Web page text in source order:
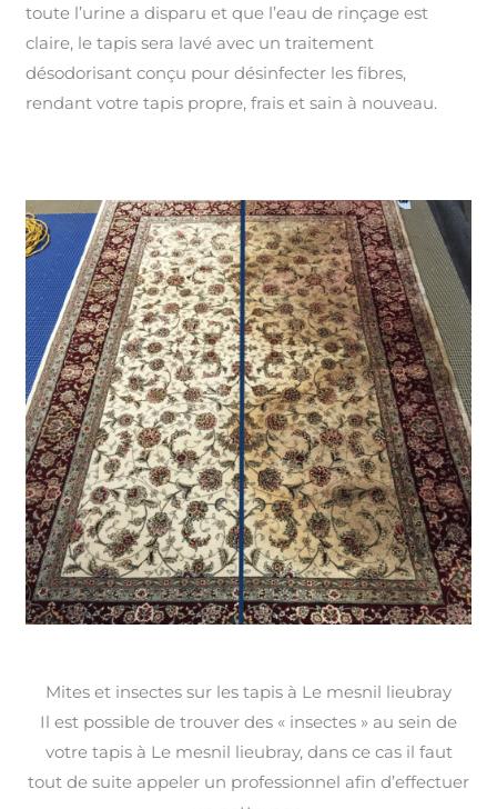
toute l’urine a disparu et que l’eau de rinçage est
claire, le tapis sera lavé avec un traitement
désodorisant conçu pour désinfecter les fibres,
rendant votre tapis propre, frais et sain à nouveau.
Mites et insectes sur les tapis à Le mesnil lieubray
Il est possible de trouver des « insectes » au sein de
votre tapis à Le mesnil lieubray, dans ce cas il faut
tout de suite appeler un professionnel afin d’effectuer